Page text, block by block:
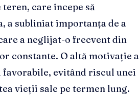
care începe să
a subliniat importanța de a
a neglijat-o frecvent din
constante. O altă motivație a
evitând riscul unei
vieții sale pe termen lung.